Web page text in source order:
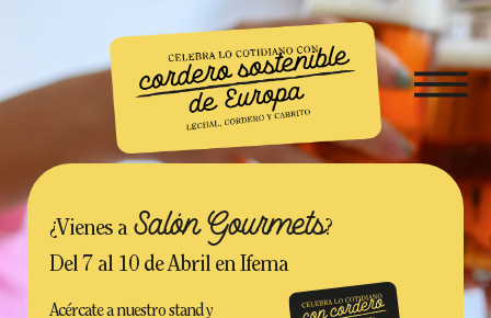
¿Vienes a Salón Gourmets?
Del 7 al 10 de Abril en Ifema
Acércate a nuestro stand y